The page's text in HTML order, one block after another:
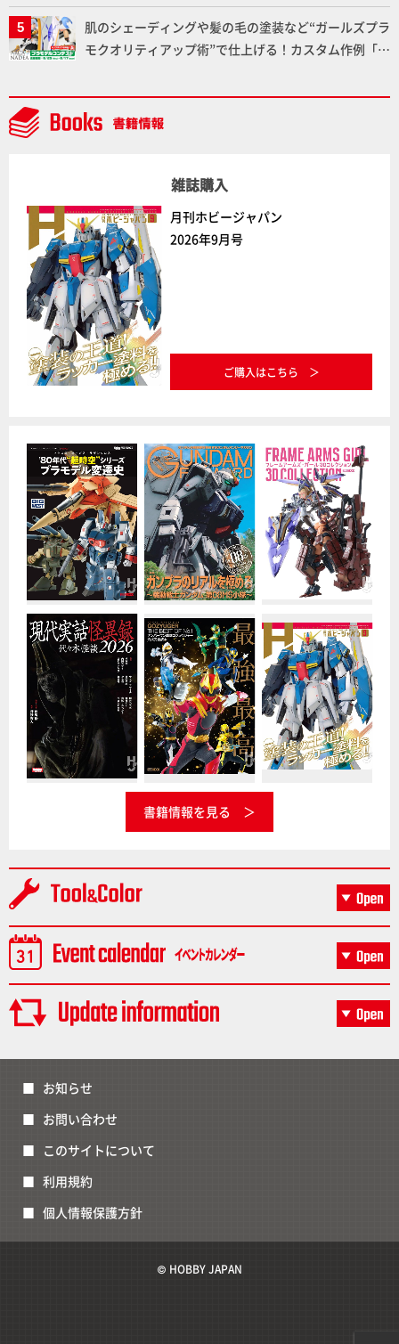
た「おまねこ」が着任！けもプラ公式サイト限定版と
通常版の2ラインで発売！
肌のシェーディングや髪の毛の塗装など“ガールズプラ
モクオリティアップ術”で仕上げる！カスタム作例「白
デルコンテスト」～8月17日（月）11:59まで応募受付
中】
雑誌購入
月刊ホビージャパン
2026年9月号
ご購入はこちら
書籍情報を見る
お知らせ
お問い合わせ
このサイトについて
利用規約
個人情報保護方針
© HOBBY JAPAN